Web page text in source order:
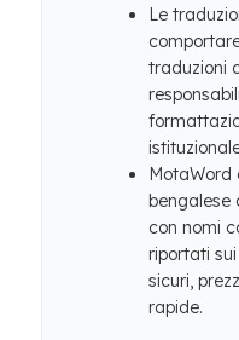
Le
traduzioni
MotaWord
bengalese
con nomi
riportati
sicuri,
rapide.